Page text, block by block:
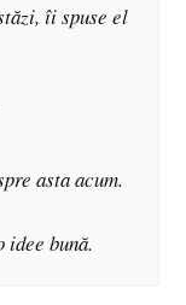
îi spuse el
asta acum.
idee bună.